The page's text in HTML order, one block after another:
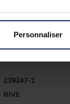
Personnaliser
239247-1
RIVE